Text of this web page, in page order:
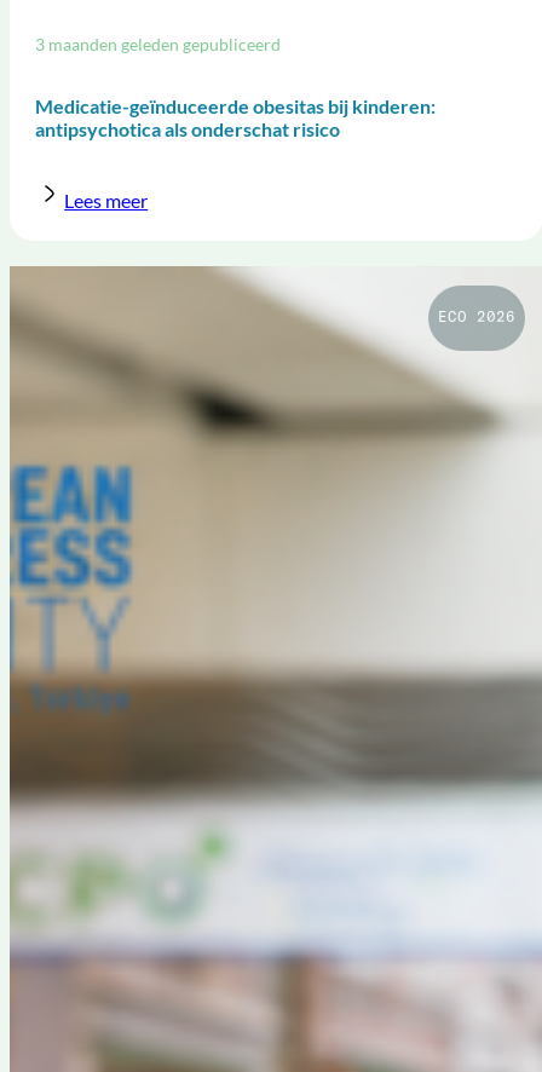
Medicatie-geïnduceerde obesitas bij kinderen:
antipsychotica als onderschat risico
3 maanden geleden gepubliceerd
Lees meer
ECO 2026